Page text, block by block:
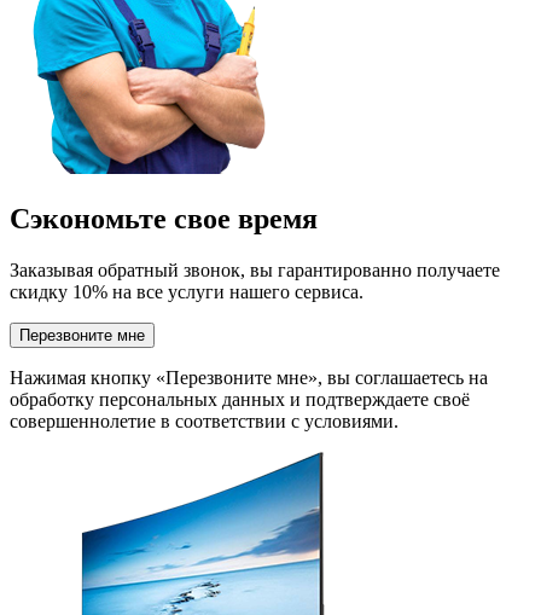
Сэкономьте свое время
Заказывая обратный звонок, вы гарантированно получаете
скидку 10% на все услуги нашего сервиса.
Перезвоните мне
Нажимая кнопку «Перезвоните мне», вы соглашаетесь на
обработку персональных данных и подтверждаете своё
совершеннолетие в соответствии с условиями.